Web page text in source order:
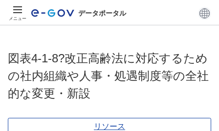
メニュー
データポータル
図表4-1-8?改正高齢法に対応するため
の社内組織や人事・処遇制度等の全社
的な変更・新設
リソース